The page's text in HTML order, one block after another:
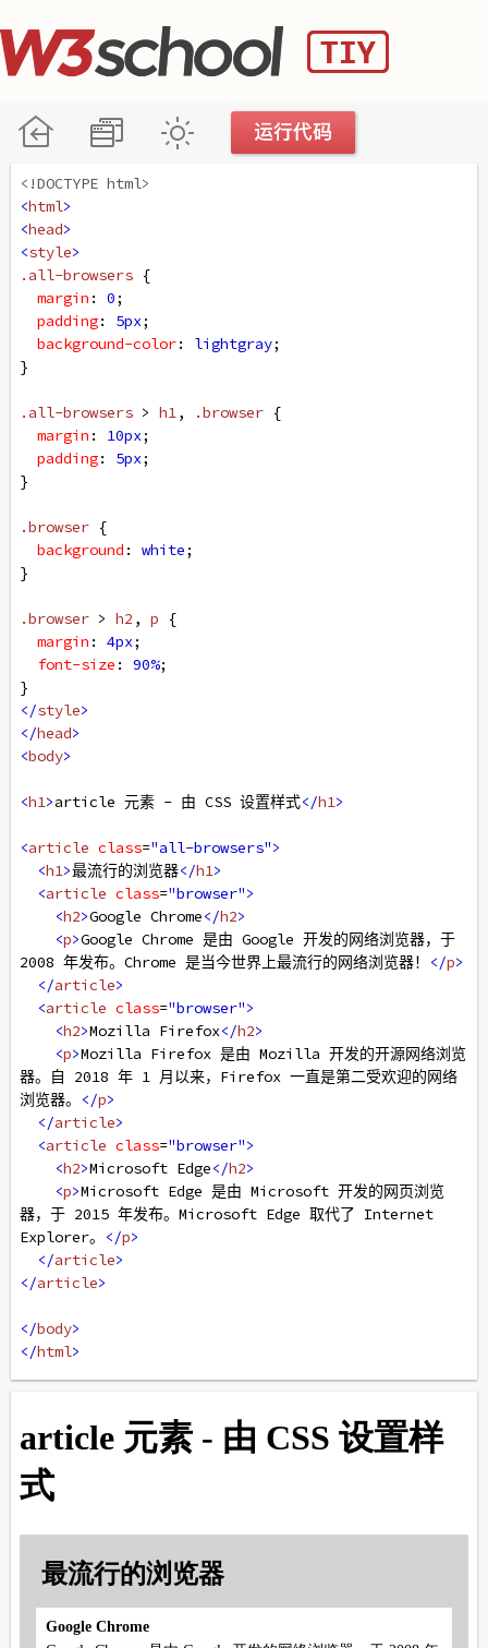
<!DOCTYPE html>
<html>
<head>
<style>
.all-browsers {
margin : 0;
padding: 5px;
background-color: lightgray;
}
.all-browsers > h1, .browser {
margin : 10px;
padding: 5px;
}
.browser {
background : white;
}
.browser > h2 , p {
margin : 4px;
font-size : 90%;
}
</style>
</head>
<body>
<h1>article 元素 - 由 CSS 设置样式</h1>
<article class="all-browsers">
<h1>最流行的浏览器</h1>
<article class="browser">
<h2>Google Chrome</h2>
<p>Google Chrome 是由 Google 开发的网络浏览器，于
2008 年发布。Chrome 是当今世界上最流行的网络浏览器！
</p>
</article>
<article class="browser">
<h2>Mozilla Firefox</h2>
<p>Mozilla Firefox 是由 Mozilla 开发的开源网络浏览
器。自 2018 年 1 月以来，Firefox 一直是第二受欢迎的网络
浏览器。
</p>
</article>
<article class="browser">
<h2>Microsoft Edge</h2>
<p>Microsoft Edge 是由 Microsoft 开发的网页浏览
器，于 2015 年发布。Microsoft Edge 取代了 Internet
Explorer。
</p>
</article>
</article>
</body>
</html>